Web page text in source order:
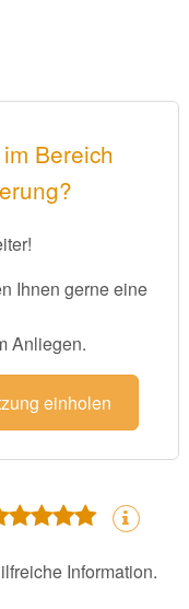
Bereich
Ihnen gerne eine
Anliegen.
einholen
Information.